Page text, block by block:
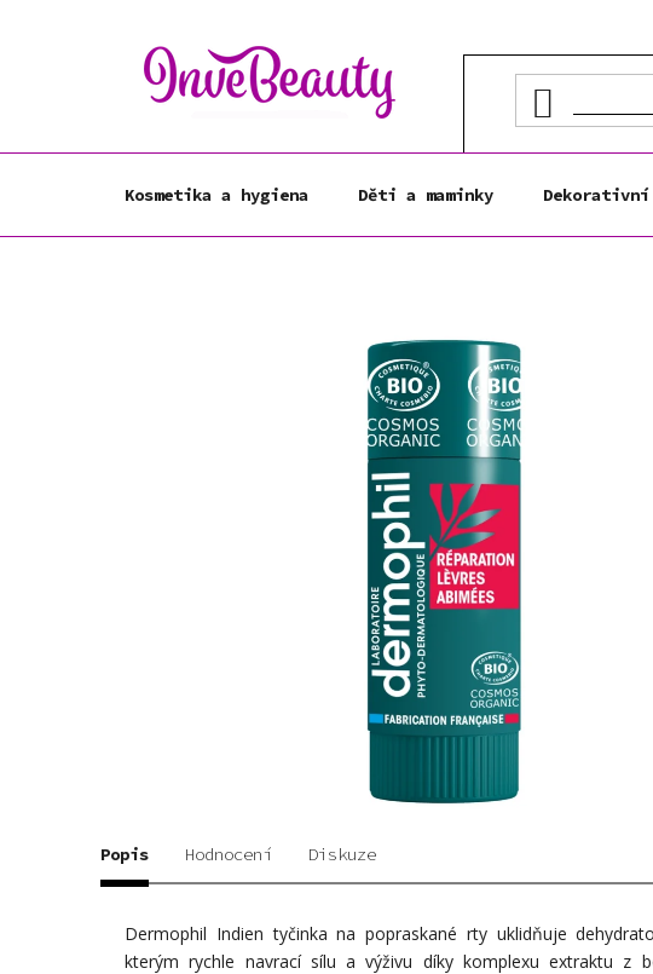
Kosmetika a hygiena Děti a maminky
Popis Hodnocení Diskuze
Dermophil Indien tyčinka na popraskané rty uklidňuje
kterým rychle navrací sílu a výživu díky komplexu extraktu z